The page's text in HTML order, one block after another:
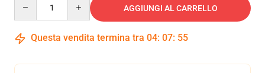
AGGIUNGI AL CARRELLO
Questa vendita termina tra 04: 07: 54